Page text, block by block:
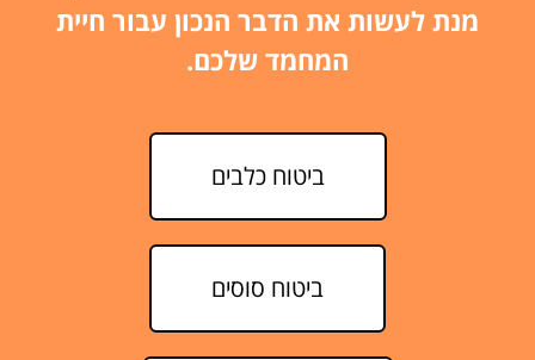
מנת לעשות את הדבר הנכון עבור חיית
המחמד שלכם.
ביטוח כלבים
ביטוח סוסים